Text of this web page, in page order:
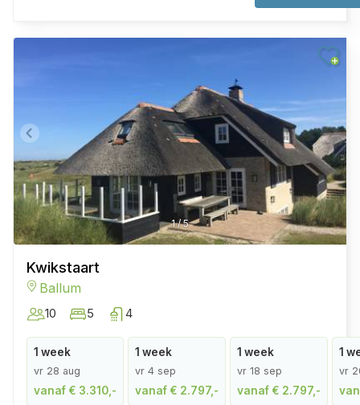
1/5
Kwikstaart
Ballum
10 5 4
1 week
vr 28 aug
vanaf € 3.310,-
1 week
vr 4 sep
vanaf € 2.797,-
1 week
vr 18 sep
vanaf € 2.797,-
1
vr